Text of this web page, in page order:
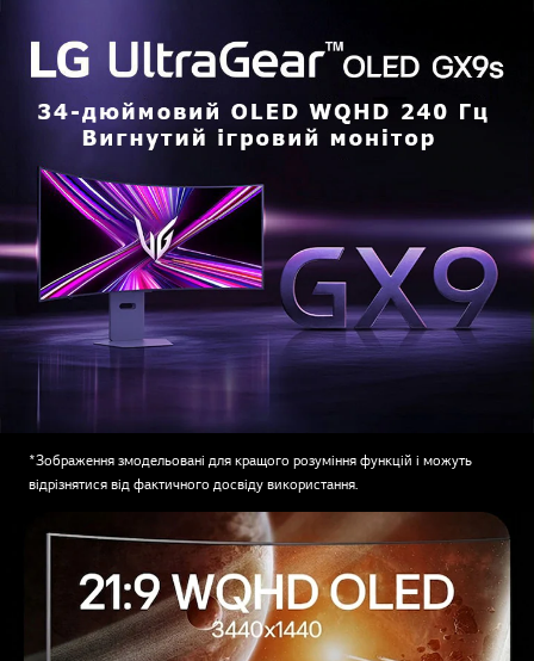
*Зображення змодельовані для кращого розуміння функцій і можуть
відрізнятися від фактичного досвіду використання.